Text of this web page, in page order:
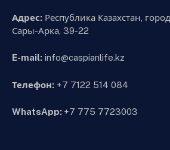
Адрес: Республика Казахстан,
Сары-Арка, 39-22
E-mail: info@caspianlife.kz
Телефон: +7 7122 514 084
WhatsApp: +7 775 7723003